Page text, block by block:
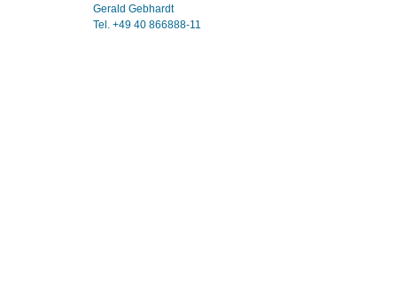
Gerald Gebhardt
Tel. +49 40 866888-11